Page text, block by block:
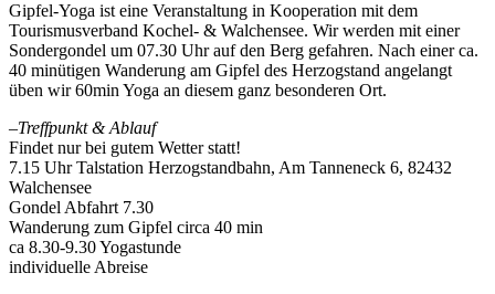
Gipfel-Yoga ist eine Veranstaltung in Kooperation mit dem
Tourismusverband Kochel- & Walchensee. Wir werden mit einer
Sondergondel um 07.30 Uhr auf den Berg gefahren. Nach einer ca.
40 minütigen Wanderung am Gipfel des Herzogstand angelangt
üben wir 60min Yoga an diesem ganz besonderen Ort.
–Treffpunkt & Ablauf
Findet nur bei gutem Wetter statt!
7.15 Uhr Talstation Herzogstandbahn, Am Tanneneck 6, 82432
Walchensee
Gondel Abfahrt 7.30
Wanderung zum Gipfel circa 40 min
ca 8.30-9.30 Yogastunde
individuelle Abreise